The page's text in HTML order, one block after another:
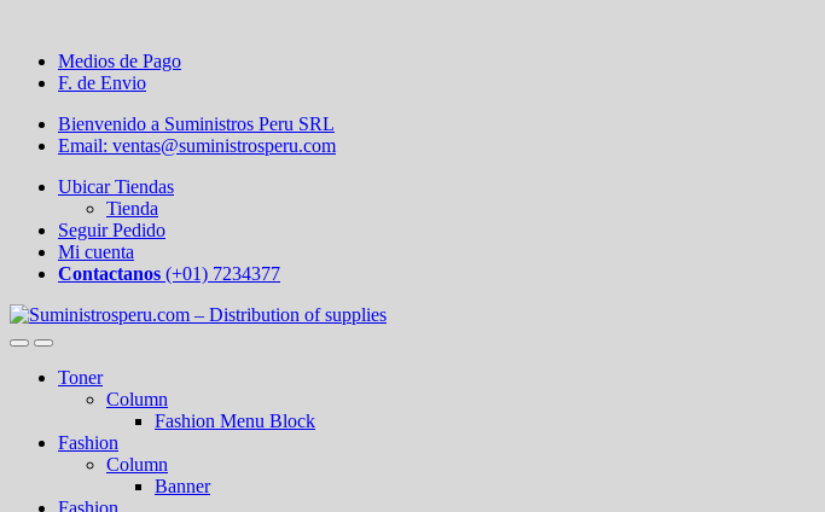
Medios de Pago
F. de Envio
Bienvenido a Suministros Peru SRL
Email: ventas@suministrosperu.com
Ubicar Tiendas
Tienda
Seguir Pedido
Mi cuenta
Contactanos (+01) 7234377
Toner
Column
Fashion Menu Block
Fashion
Column
Banner
Fashion